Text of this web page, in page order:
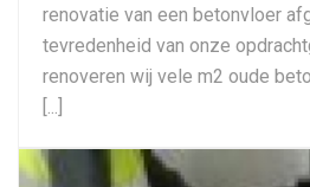
renovatie van een betonvloer
tevredenheid van onze
renoveren wij vele m2 oude